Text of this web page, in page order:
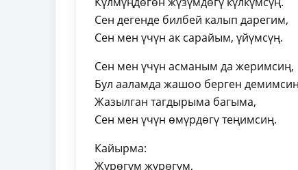
Сен дегенде билбей калып дарегим,
Сен мен үчүн ак сарайым, үйүмсүң.
Сен мен үчүн асманым да жеримсиң,
Бул ааламда жашоо берген
Жазылган тагдырыма багыма,
Сен мен үчүн өмүрдөгү теңимсиң.
Кайырма:
Жүрөгүм жүрөгүм,